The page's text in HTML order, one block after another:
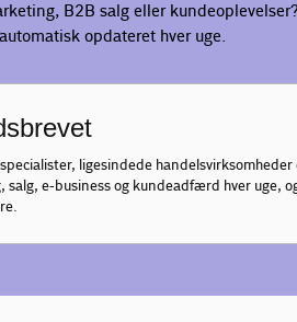
B2B salg eller
opdateret hver uge.
ligesindede handelsvirksomheder
e-business og kundeadfærd hver uge,